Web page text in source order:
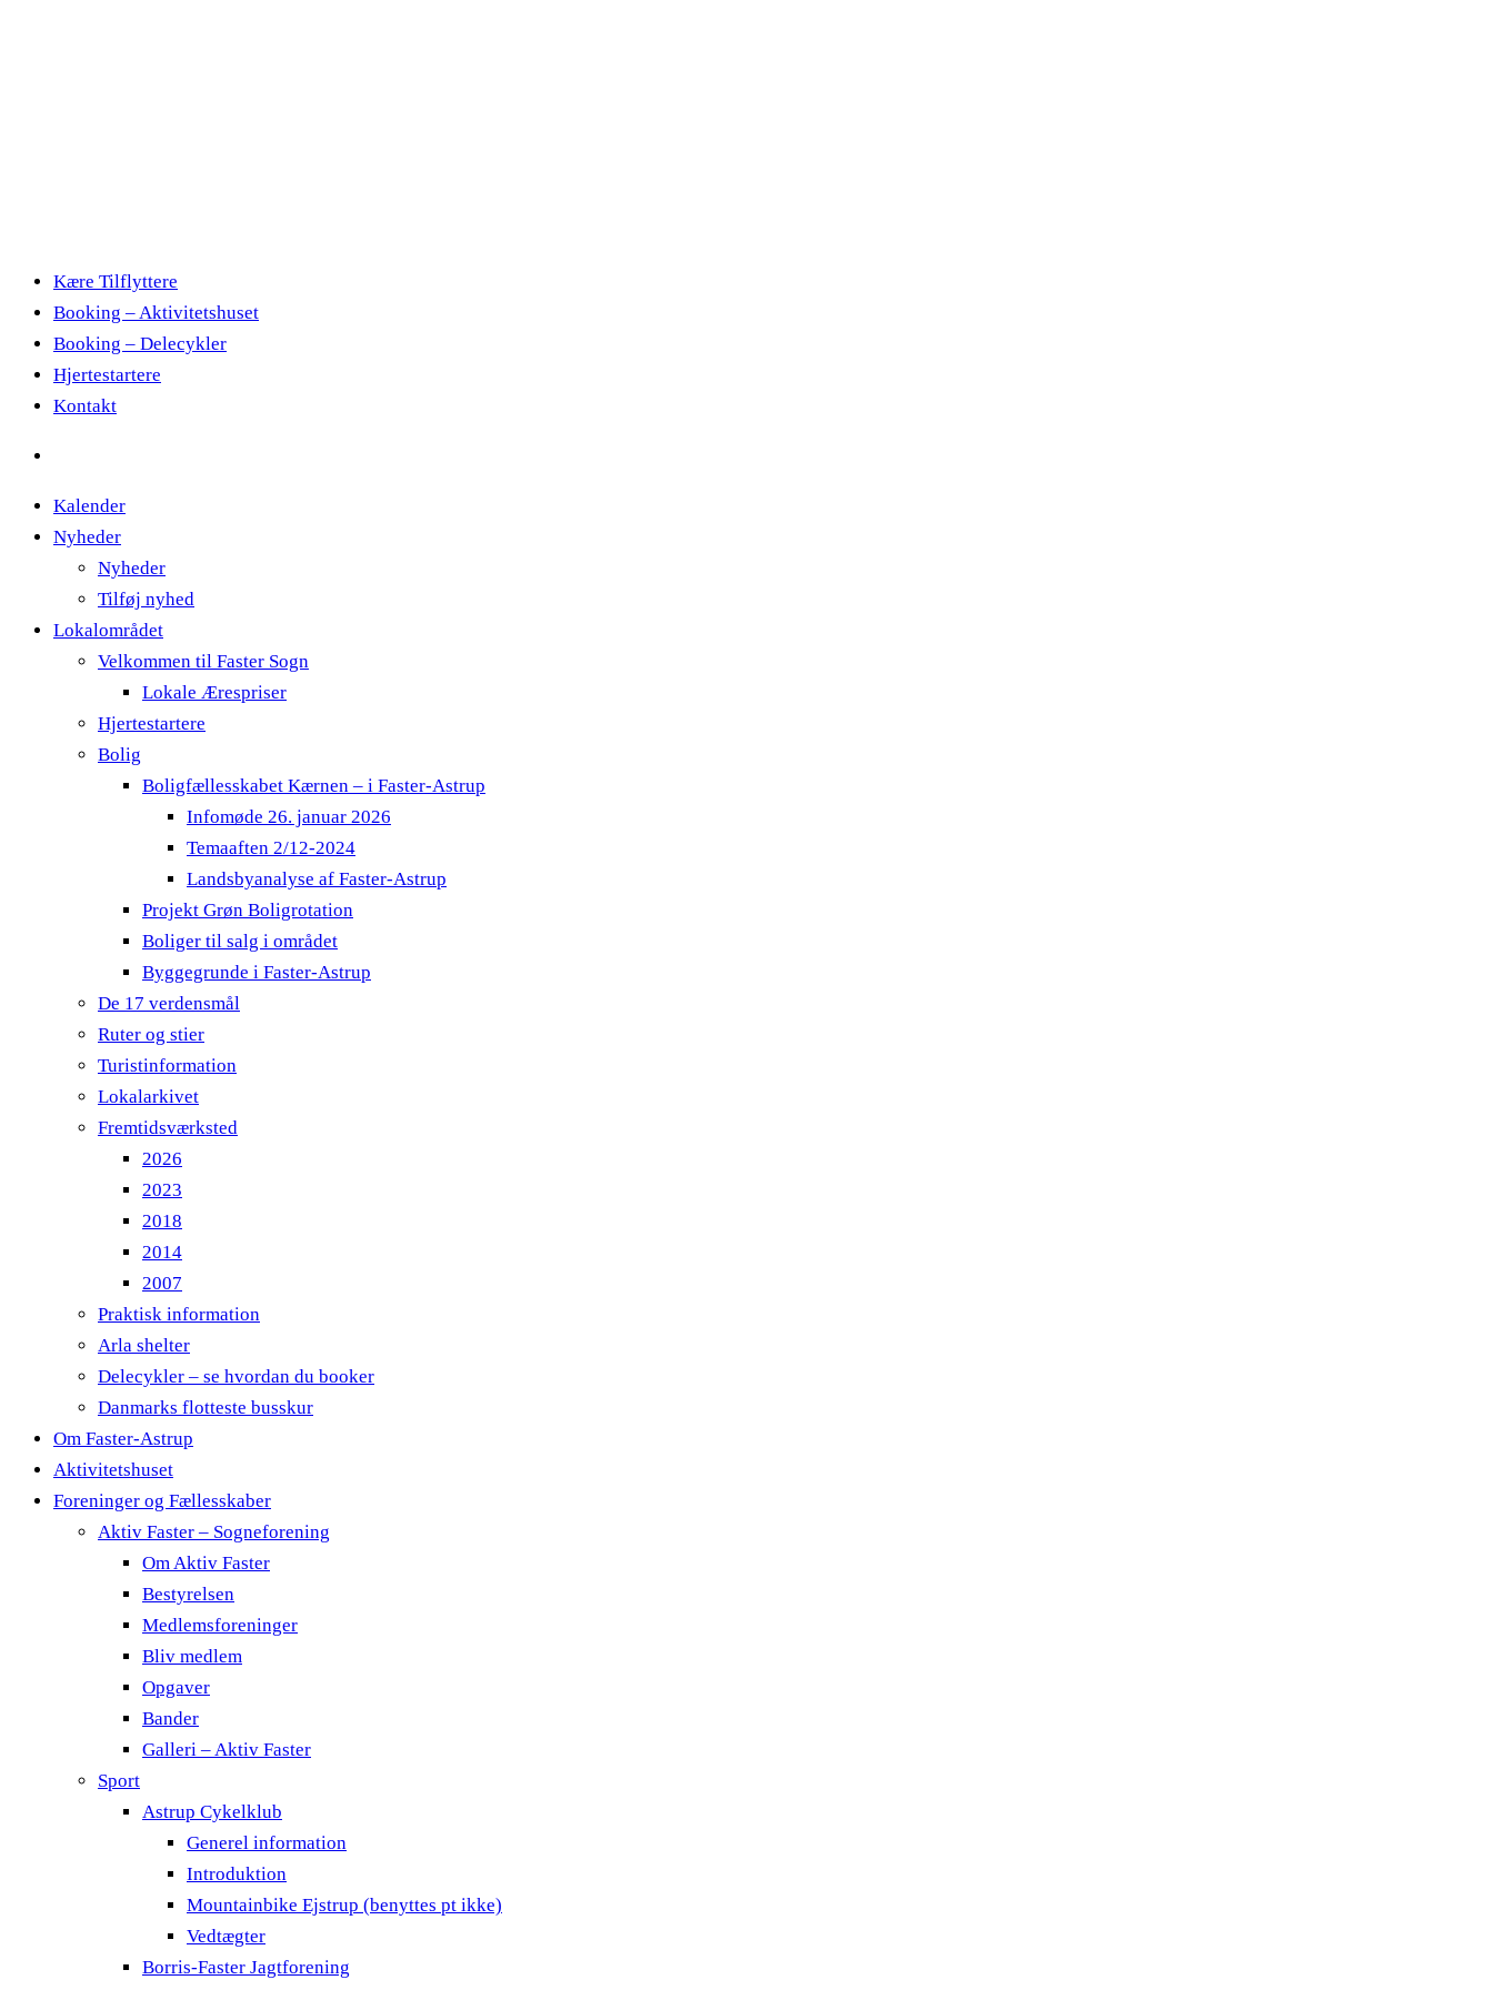
Kære Tilflyttere
Booking – Aktivitetshuset
Booking – Delecykler
Hjertestartere
Kontakt
Kalender
Nyheder
Nyheder
Tilføj nyhed
Lokalområdet
Velkommen til Faster Sogn
Lokale Ærespriser
Hjertestartere
Bolig
Boligfællesskabet Kærnen – i Faster-Astrup
Infomøde 26. januar 2026
Temaaften 2/12-2024
Landsbyanalyse af Faster-Astrup
Projekt Grøn Boligrotation
Boliger til salg i området
Byggegrunde i Faster-Astrup
De 17 verdensmål
Ruter og stier
Turistinformation
Lokalarkivet
Fremtidsværksted
2026
2023
2018
2014
2007
Praktisk information
Arla shelter
Delecykler – se hvordan du booker
Danmarks flotteste busskur
Om Faster-Astrup
Aktivitetshuset
Foreninger og Fællesskaber
Aktiv Faster – Sogneforening
Om Aktiv Faster
Bestyrelsen
Medlemsforeninger
Bliv medlem
Opgaver
Bander
Galleri – Aktiv Faster
Sport
Astrup Cykelklub
Generel information
Introduktion
Mountainbike Ejstrup (benyttes pt ikke)
Vedtægter
Borris-Faster Jagtforening